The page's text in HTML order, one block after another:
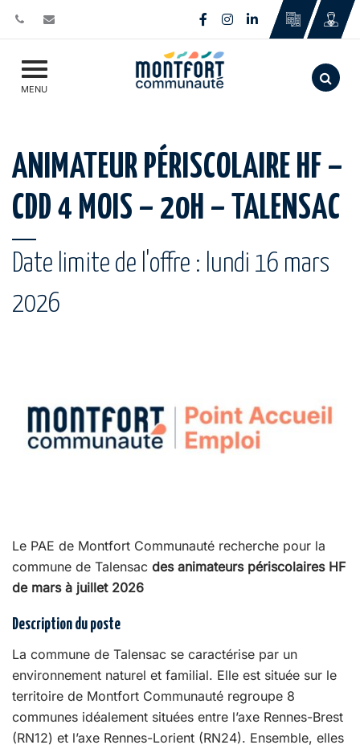
Lien vers le compte
Lien vers le compte
Lien vers le
MENU Aller
ANIMATEUR PÉRISCOLAIRE HF –
CDD 4 MOIS – 20H – TALENSAC
Date limite de l'offre : lundi 16 mars
2026
Le PAE de Montfort Communauté recherche pour la
commune de Talensac des animateurs périscolaires HF
de mars à juillet 2026
Description du poste
La commune de Talensac se caractérise par un
environnement naturel et familial. Elle est située sur le
territoire de Montfort Communauté regroupe 8
communes idéalement situées entre l’axe Rennes-Brest
(RN12) et l’axe Rennes-Lorient (RN24). Ensemble, elles